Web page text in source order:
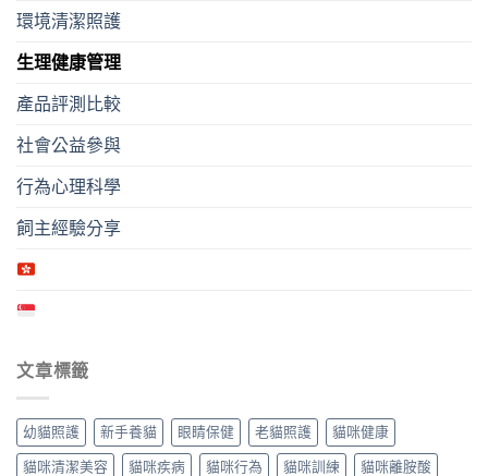
環境清潔照護
生理健康管理
產品評測比較
社會公益參與
行為心理科學
飼主經驗分享
文章標籤
幼貓照護 新手養貓 眼睛保健 老貓照護 貓咪健康
貓咪清潔美容 貓咪疾病 貓咪行為 貓咪訓練 貓咪離胺酸